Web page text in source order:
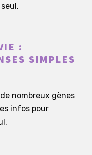
:
SIMPLES
nombreux gènes
infos pour